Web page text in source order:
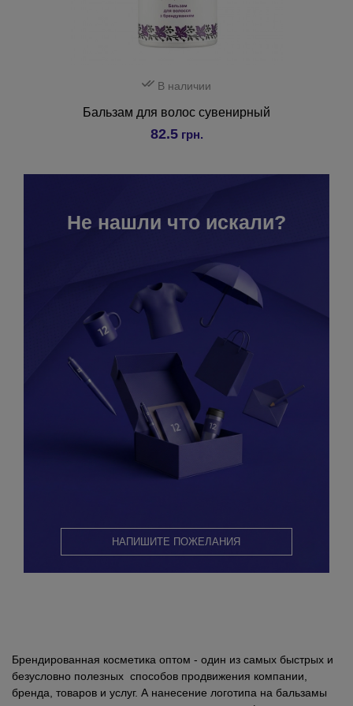
В наличии
Бальзам для волос сувенирный
82.5грн.
Не нашли что искали?
НАПИШИТЕ ПОЖЕЛАНИЯ
Брендированная косметика оптом - один из самых быстрых и
безусловно полезных способов продвижения компании,
бренда, товаров и услуг. А нанесение логотипа на бальзамы